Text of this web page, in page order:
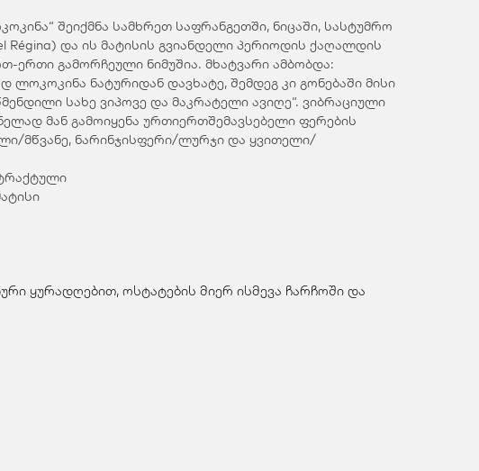
შეიქმნა სამხრეთ საფრანგეთში, ნიცაში, სასტუმრო
Régina) და ის მატისის გვიანდელი პერიოდის ქაღალდის
ერთი გამორჩეული ნიმუშია. მხატვარი ამბობდა:
ლოკოკინა ნატურიდან დავხატე, შემდეგ კი გონებაში მისი
სახე ვიპოვე და მაკრატელი ავიღე“. ვიბრაციული
მან გამოიყენა ურთიერთშემავსებელი ფერების
მწვანე, ნარინჯისფერი/ლურჯი და ყვითელი/
ყურადღებით, ოსტატების მიერ ისმევა ჩარჩოში და